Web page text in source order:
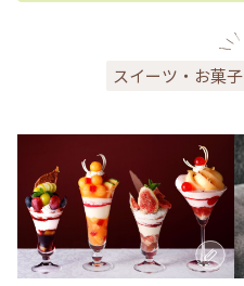
スイーツ・お菓子